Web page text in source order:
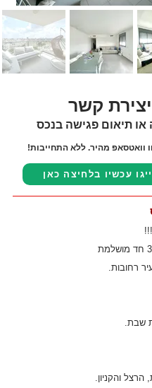
יצירת קשר
או תיאום פגישה בנכס
וואטסאפ מהיר. ללא התחייבות!
עכשיו בלחיצה כאן
רחובות.